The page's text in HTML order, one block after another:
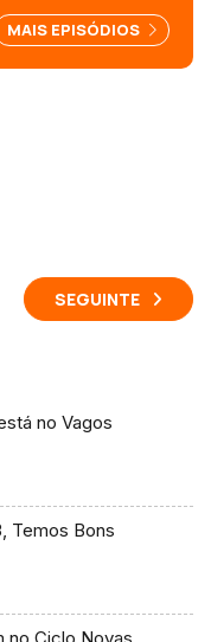
MAIS EPISÓDIOS
SEGUINTE
no Vagos
Temos Bons
no Ciclo Novas